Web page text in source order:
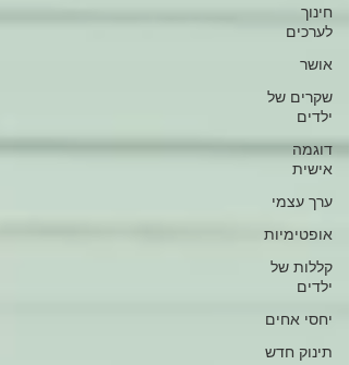
חינוך
לערכים
אושר
שקרים של
ילדים
דוגמה
אישית
ערך עצמי
אופטימיות
קללות של
ילדים
יחסי אחים
תינוק חדש